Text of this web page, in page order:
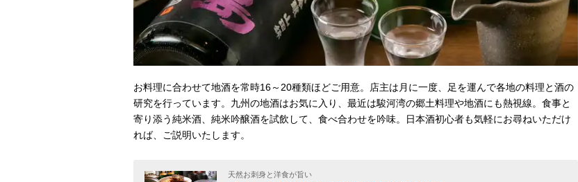
お料理に合わせて地酒を常時16～20種類ほどご用意。店主は月に一度、足を運んで各地の料理と酒の
研究を行っています。九州の地酒はお気に入り、最近は駿河湾の郷土料理や地酒にも熱視線。食事と
寄り添う純米酒、純米吟醸酒を試飲して、食べ合わせを吟味。日本酒初心者も気軽にお尋ねいただけ
れば、ご説明いたします。
天然お刺身と洋食が旨い